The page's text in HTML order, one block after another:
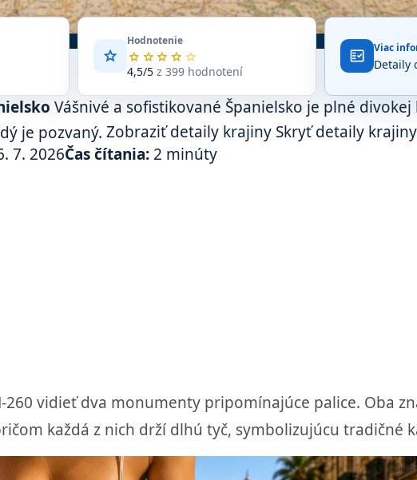
star
Hodnotenie
star star star star star
4,5/5z 399 hodnotení
Priemerné
hodnotenie
z
5
na
základe
399
fact_check Viac
Detaily
Vášnivé a sofistikované Španielsko je plné
je pozvaný. Zobraziť detaily krajiny Skryť detaily krajiny
7. 2026Čas čítania: 2 minúty
vidieť dva monumenty pripomínajúce palice. Oba
každá z nich drží dlhú tyč, symbolizujúcu tradičné